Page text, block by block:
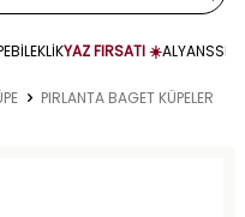
BİLEKLİKYAZ FIRSATI ☀️ALYANS
PIRLANTA BAGET KÜPELER